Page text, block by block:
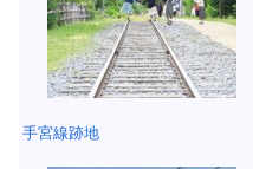
手宮線跡地